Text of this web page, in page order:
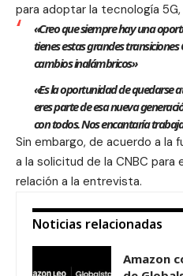
para adoptar la tecnología
«Creo que siempre hay una
tienes estas grandes transiciones
cambios inalámbricos»
«Es la oportunidad de quedarse
eres parte de esa nueva
con todos. Nos encantaría
Sin embargo, de acuerdo a la
a la solicitud de la CNBC
relación a la entrevista.
Noticias relacionadas
Amazon